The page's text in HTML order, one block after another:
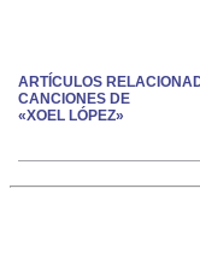
ARTÍCULOS
CANCIONES DE
«XOEL LÓPEZ»